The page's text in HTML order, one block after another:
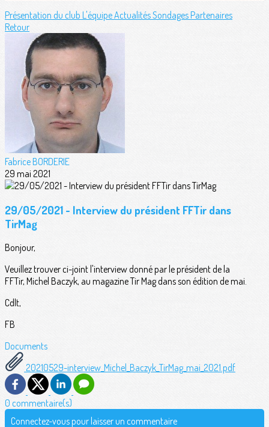
Présentation du club L'équipeActualitésSondagesPartenaires
Retour
Fabrice BORDERIE
29 mai 2021
29/05/2021 - Interview du président FFTir dans
TirMag
Bonjour,
Veuillez trouver ci-joint l'interview donné par le président de la
FFTir, Michel Baczyk, au magazine Tir Mag dans son édition de mai.
Cdlt,
FB
Documents
20210529-interview_Michel_Baczyk_TirMag_mai_2021.pdf
0 commentaire(s)
Connectez-vous pour laisser un commentaire